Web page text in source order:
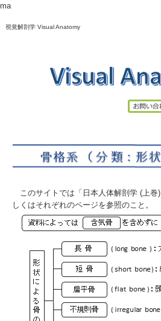
ma
視覚解剖学 Visual Anatomy
このサイトでは「 日本人体解剖学 (上巻)
しくはそれぞれのページを参照のこと。